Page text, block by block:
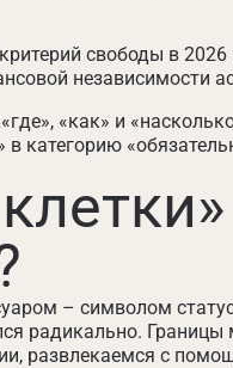
свободы в 2026
независимости
«как» и
категорию
– символом
радикально.
развлекаемся с